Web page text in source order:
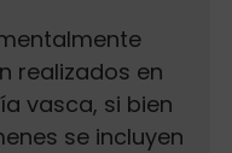
realizados en
vasca, si bien
se incluyen